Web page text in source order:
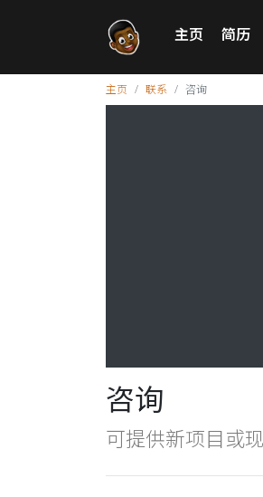
主页 简历
主页 联系 咨询
咨询
可提供新项目或